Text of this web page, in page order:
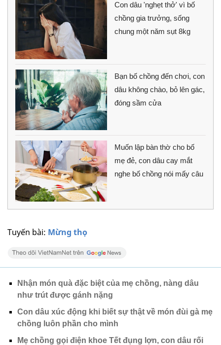
Tuyến bài: Mừng thọ
Con dâu 'nghẹt thở' vì bố
chồng gia trưởng, sống
chung một năm sụt 8kg
Bạn bố chồng đến chơi, con
dâu không chào, bỏ lên gác,
đóng sầm cửa
Muốn lập bàn thờ cho bố
mẹ đẻ, con dâu cay mắt
nghe bố chồng nói mấy câu
Nhận món quà đặc biệt của mẹ chồng, nàng dâu
như trút được gánh nặng
Con dâu xúc động khi biết sự thật về món đùi gà mẹ
chồng luôn phần cho mình
Mẹ chồng gọi điện khoe Tết đụng lợn, con dâu rối